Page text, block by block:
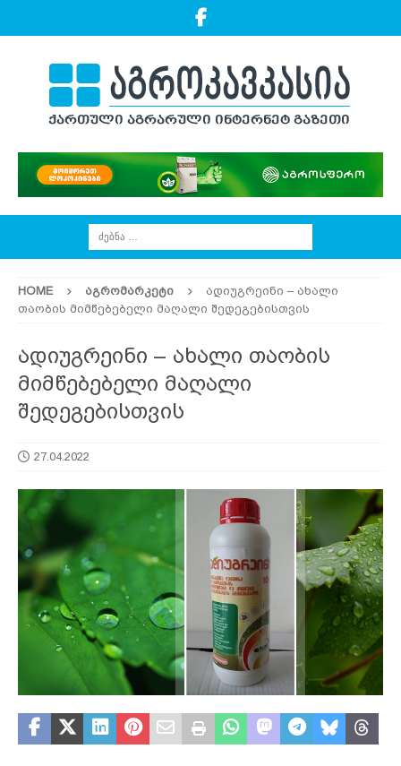
HOME ᲐᲒᲠᲝᲛᲐᲠᲙᲔᲢᲘ
ადიუგრეინი – ახალი
თაობის მიმწებებელი მაღალი შედეგებისთვის
ადიუგრეინი – ახალი თაობის
მიმწებებელი მაღალი
შედეგებისთვის
27.04.2022